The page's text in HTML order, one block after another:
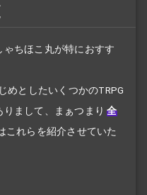
ちほこ丸が特におすす
めとしたいくつかのTRPG
まして、まぁつまり 全
これらを紹介させていた